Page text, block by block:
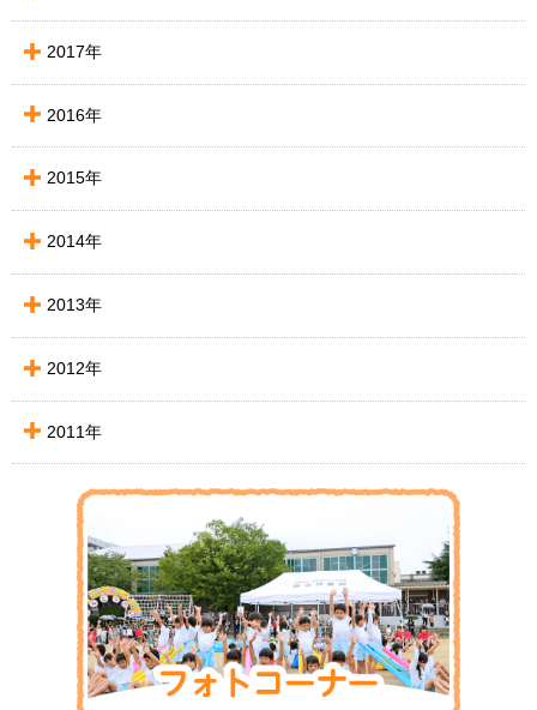
2017年
2016年
2015年
2014年
2013年
2012年
2011年